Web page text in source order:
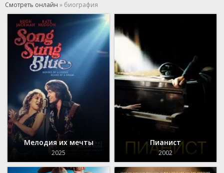
Смотреть онлайн » биография
Мелодия их мечты
2025
Пианист
2002